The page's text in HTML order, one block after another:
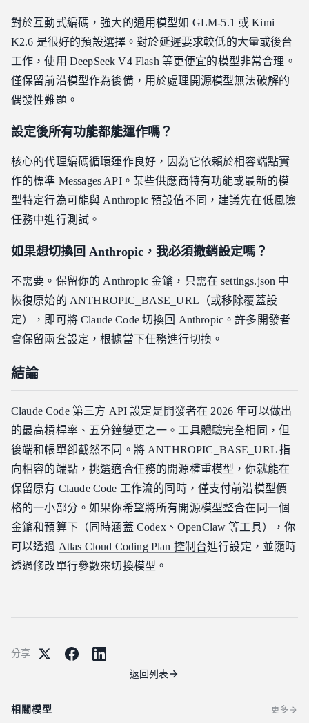
對於互動式編碼，強大的通用模型如 GLM-5.1 或 Kimi
K2.6 是很好的預設選擇。對於延遲要求較低的大量或後台
工作，使用 DeepSeek V4 Flash 等更便宜的模型非常合理。
僅保留前沿模型作為後備，用於處理開源模型無法破解的
偶發性難題。
設定後所有功能都能運作嗎？
核心的代理編碼循環運作良好，因為它依賴於相容端點實
作的標準 Messages API。某些供應商特有功能或最新的模
型特定行為可能與 Anthropic 預設值不同，建議先在低風險
任務中進行測試。
如果想切換回 Anthropic，我必須撤銷設定嗎？
不需要。保留你的 Anthropic 金鑰，只需在 settings.json 中
恢復原始的 ANTHROPIC_BASE_URL（或移除覆蓋設
定），即可將 Claude Code 切換回 Anthropic。許多開發者
會保留兩套設定，根據當下任務進行切換。
結論
Claude Code 第三方 API 設定是開發者在 2026 年可以做出
的最高槓桿率、五分鐘變更之一。工具體驗完全相同，但
後端和帳單卻截然不同。將 ANTHROPIC_BASE_URL 指
向相容的端點，挑選適合任務的開源權重模型，你就能在
保留原有 Claude Code 工作流的同時，僅支付前沿模型價
格的一小部分。如果你希望將所有開源模型整合在同一個
金鑰和預算下（同時涵蓋 Codex、OpenClaw 等工具），你
可以透過 Atlas Cloud Coding Plan 控制台進行設定，並隨時
透過修改單行參數來切換模型。
分享
返回列表
相關模型 更多